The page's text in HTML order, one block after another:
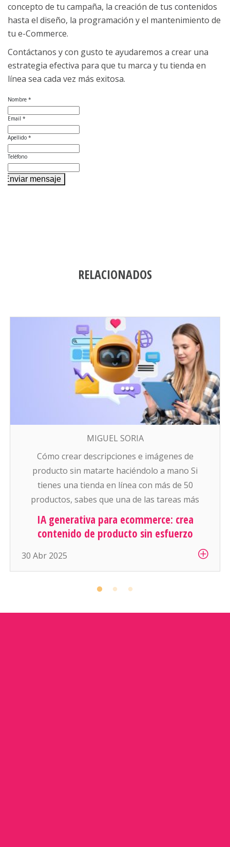
concepto de tu campaña, la creación de tus contenidos
hasta el diseño, la programación y el mantenimiento de
tu e-Commerce.
Contáctanos y con gusto te ayudaremos a crear una
estrategia efectiva para que tu marca y tu tienda en
línea sea cada vez más exitosa.
Nombre *
Email *
Apellido *
Teléfono
Enviar mensaje
RELACIONADOS
MIGUEL SORIA
Cómo crear descripciones e imágenes de
producto sin matarte haciéndolo a mano Si
tienes una tienda en línea con más de 50
productos, sabes que una de las tareas más
pesadas (y aburridas) es: escribir descripciones
atractivas y conseguir buenas fotos para cada
artículo. Y si manejas cientos o miles de
productos… es simplemente inhumano […]
IA generativa para ecommerce: crea
contenido de producto sin esfuerzo
30 Abr 2025